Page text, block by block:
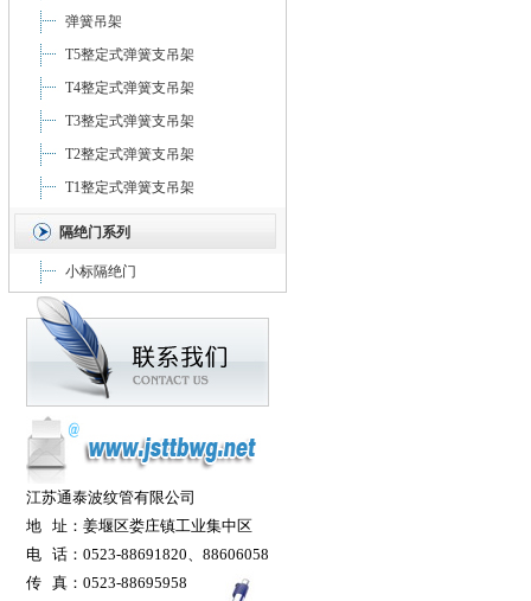
弹簧吊架
T5整定式弹簧支吊架
T4整定式弹簧支吊架
T3整定式弹簧支吊架
T2整定式弹簧支吊架
T1整定式弹簧支吊架
隔绝门系列
小标隔绝门
江苏通泰波纹管有限公司
地 址：姜堰区娄庄镇工业集中区
电 话：0523-88691820、88606058
传 真：0523-88695958